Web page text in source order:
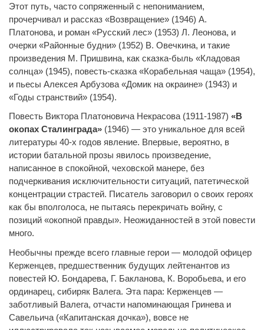
Этот путь, часто сопряженный с непониманием,
прочерчивал и рассказ «Возвращение» (1946) А.
Платонова, и роман «Русский лес» (1953) Л. Леонова, и
очерки «Районные будни» (1952) В. Овечкина, и такие
произведения М. Пришвина, как сказка-быль «Кладовая
солнца» (1945), повесть-сказка «Корабельная чаща» (1954),
и пьесы Алексея Арбузова «Домик на окраине» (1943) и
«Годы странствий» (1954).
Повесть Виктора Платоновича Некрасова (1911-1987) «В
окопах Сталинграда» (1946) — это уникальное для всей
литературы 40-х годов явление. Впервые, вероятно, в
истории батальной прозы явилось произведение,
написанное в спокойной, чеховской манере, без
подчеркивания исключительности ситуаций, патетической
концентрации страстей. Писатель заговорил о своих героях
как бы вполголоса, не пытаясь перекричать войну, с
позиций «окопной правды». Неожиданностей в этой повести
много.
Необычны прежде всего главные герои — молодой офицер
Керженцев, предшественник будущих лейтенантов из
повестей Ю. Бондарева, Г. Бакланова, К. Воробьева, и его
ординарец, сибиряк Валега. Эта пара: Керженцев —
заботливый Валега, отчасти напоминающая Гринева и
Савельича («Капитанская дочка»), вовсе не